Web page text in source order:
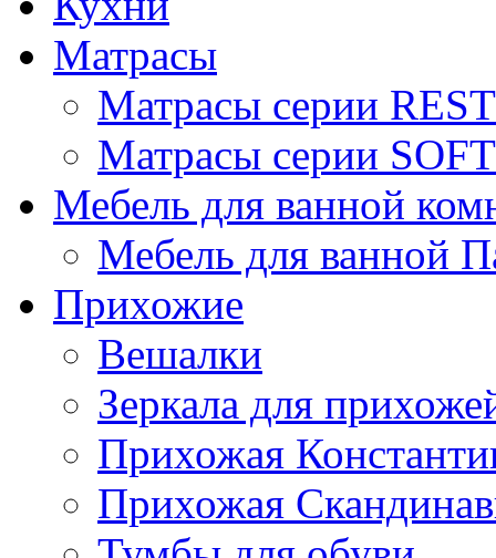
Матрасы
Матрасы серии REST
Матрасы серии SOFT
Мебель для ванной
Мебель для ванной
Прихожие
Вешалки
Зеркала для
Прихожая
Прихожая